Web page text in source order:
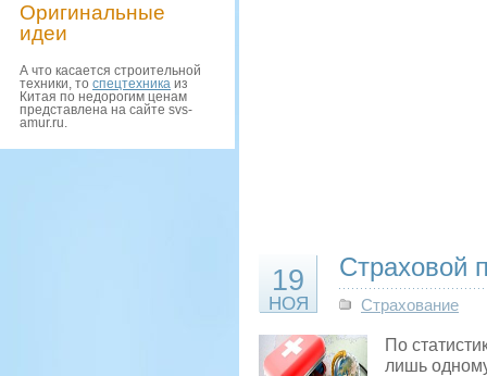
Оригинальные
идеи
А что касается строительной
техники, то спецтехника из
Китая по недорогим ценам
представлена на сайте svs-
amur.ru.
19
НОЯ
Страховой
Страхование
По
лишь